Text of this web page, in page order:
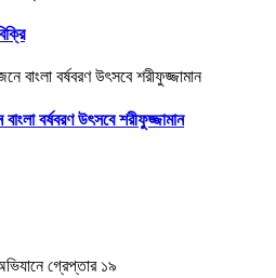
বর্ষবরণ উৎসবে শরীফুজ্জামান